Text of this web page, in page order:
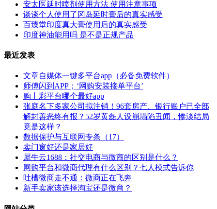
安太医延时喷剂使用方法 使用注意事项
谈谈个人使用了冈岛延时膏后的真实感受
百臻堂印度真大膏使用后的真实感受
印度神油能用吗 是不是正规产品
最近发表
文章自媒体一键多平台app（必备免费软件）
师傅闪到APP；‘网购安装接单平台’
购丨彩平台哪个最好app
张庭名下多家公司拟注销！96套房产、银行账户已全部
解封善恶终有报？52岁黄磊人设崩塌陷丑闻，惨淡结局
竟是这样？
数据保护与互联网专条（17）
卖门窗好还是家居好
犀牛云1688：社交电商与微商的区别是什么？
网购平台和微商代理有什么区别？七人模式告诉你
吐槽微商走不通：微商正在飞奔
新手卖家该选择淘宝还是微商？